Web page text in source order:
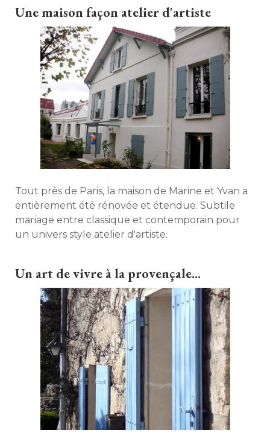
Une maison façon atelier d'artiste
Tout près de Paris, la maison de Marine et Yvan a
entièrement été rénovée et étendue. Subtile
mariage entre classique et contemporain pour
un univers style atelier d'artiste.
Un art de vivre à la provençale...